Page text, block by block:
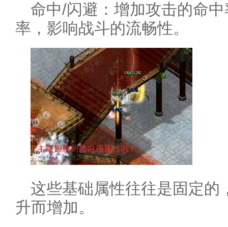
命中/闪避：增加攻击的命
率，影响战斗的流畅性。
这些基础属性往往是固定的
升而增加。